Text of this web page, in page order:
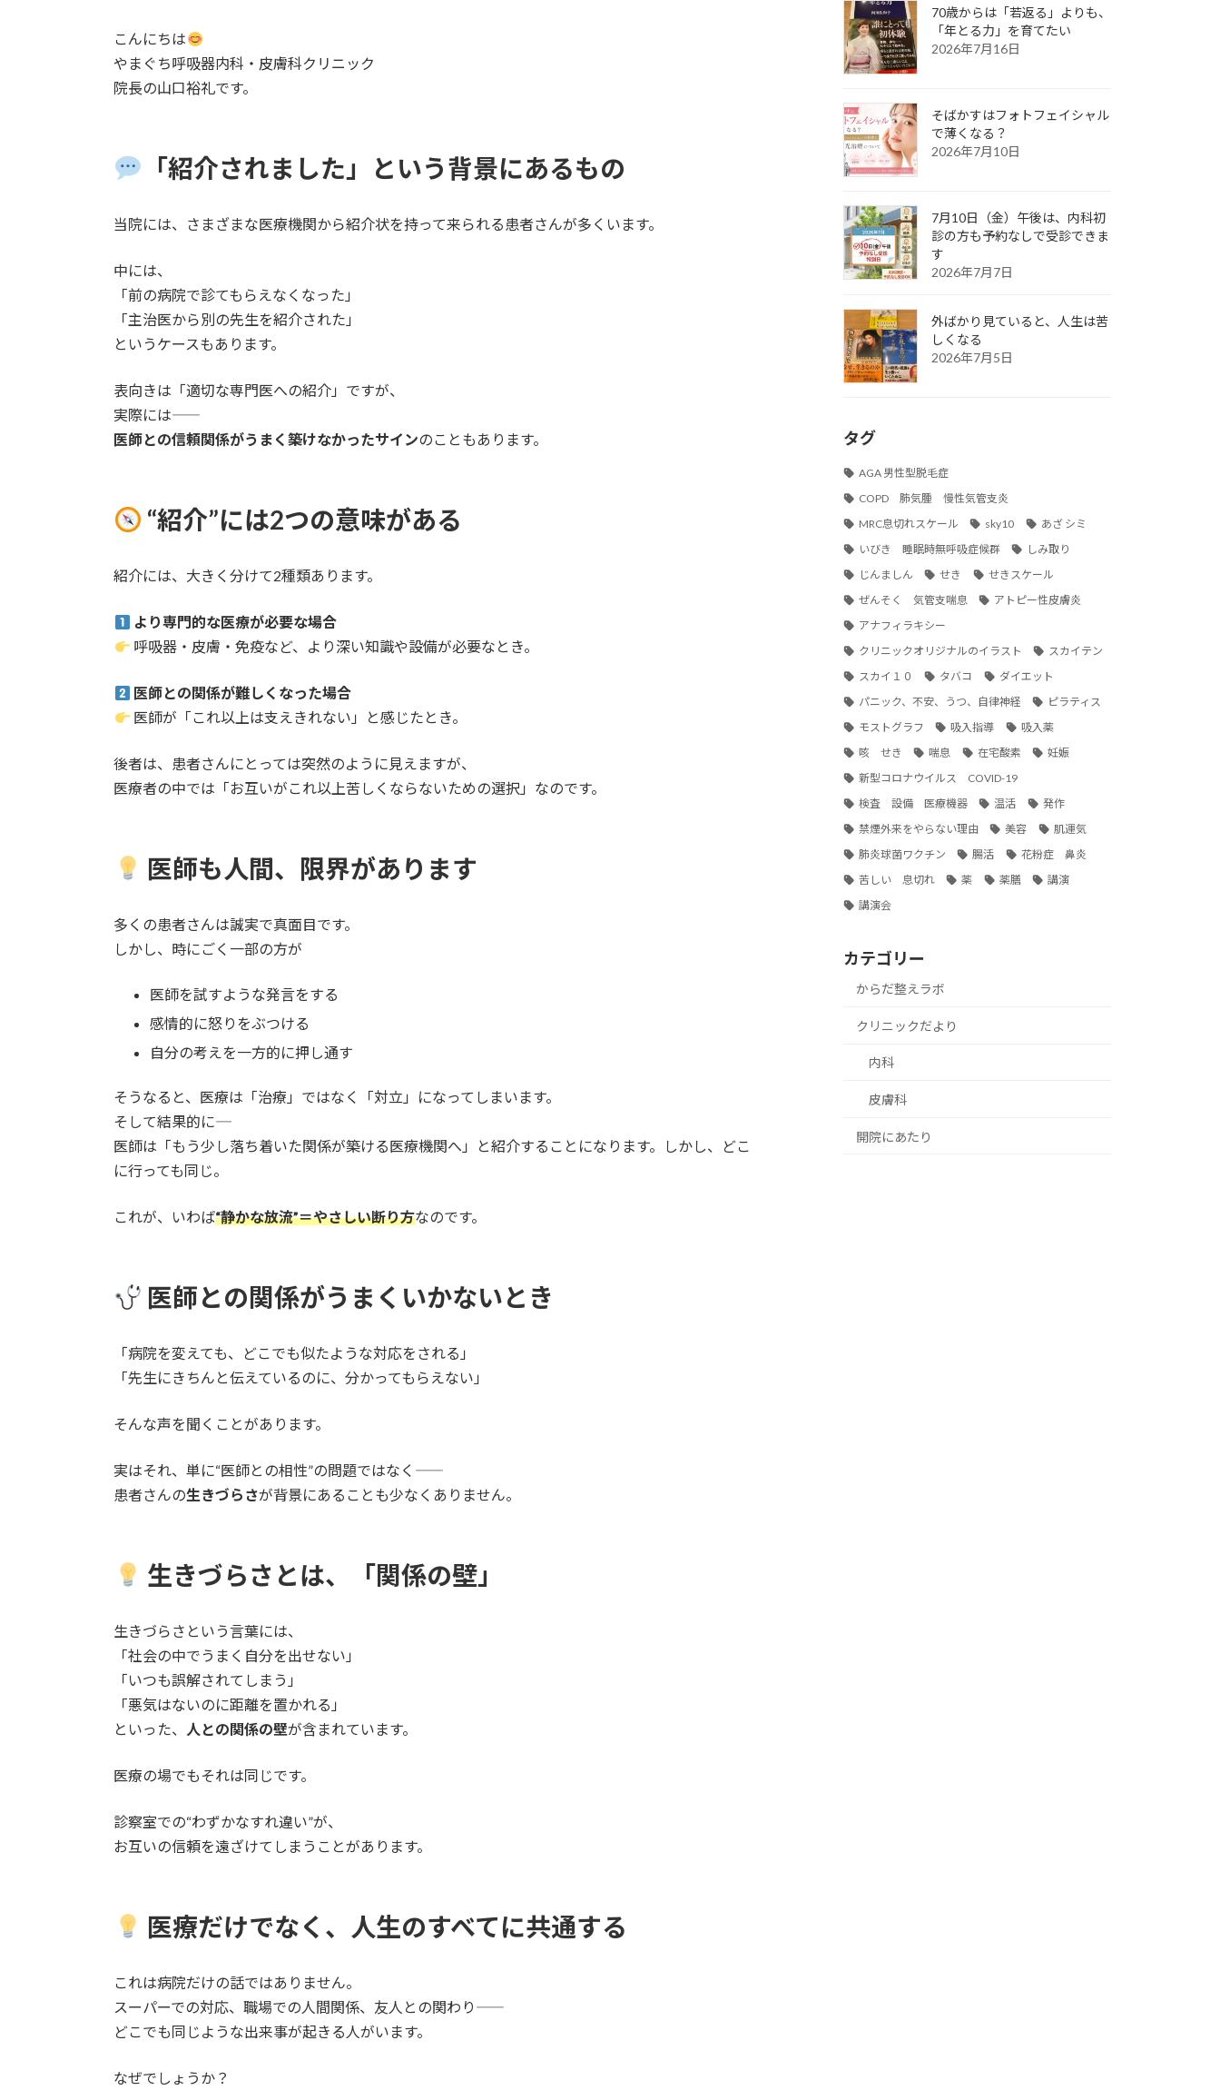
こんにちは
やまぐち呼吸器内科・皮膚科クリニック
院長の山口裕礼です。
「紹介されました」という背景にあるもの
当院には、さまざまな医療機関から紹介状を持って来られる患者さんが多くいます。
中には、
「前の病院で診てもらえなくなった」
「主治医から別の先生を紹介された」
というケースもあります。
表向きは「適切な専門医への紹介」ですが、
実際には――
医師との信頼関係がうまく築けなかったサインのこともあります。
“紹介”には2つの意味がある
紹介には、大きく分けて2種類あります。
より専門的な医療が必要な場合
呼吸器・皮膚・免疫など、より深い知識や設備が必要なとき。
医師との関係が難しくなった場合
医師が「これ以上は支えきれない」と感じたとき。
後者は、患者さんにとっては突然のように見えますが、
医療者の中では「お互いがこれ以上苦しくならないための選択」なのです。
医師も人間、限界があります
多くの患者さんは誠実で真面目です。
しかし、時にごく一部の方が
医師を試すような発言をする
感情的に怒りをぶつける
自分の考えを一方的に押し通す
そうなると、医療は「治療」ではなく「対立」になってしまいます。
そして結果的に――
医師は「もう少し落ち着いた関係が築ける医療機関へ」と紹介することになります。しかし、どこ
に行っても同じ。
これが、いわば“静かな放流”＝やさしい断り方なのです。
医師との関係がうまくいかないとき
「病院を変えても、どこでも似たような対応をされる」
「先生にきちんと伝えているのに、分かってもらえない」
そんな声を聞くことがあります。
実はそれ、単に“医師との相性”の問題ではなく――
患者さんの生きづらさが背景にあることも少なくありません。
生きづらさとは、「関係の壁」
生きづらさという言葉には、
「社会の中でうまく自分を出せない」
「いつも誤解されてしまう」
「悪気はないのに距離を置かれる」
といった、 人との関係の壁が含まれています。
医療の場でもそれは同じです。
診察室での“わずかなすれ違い”が、
お互いの信頼を遠ざけてしまうことがあります。
医療だけでなく、人生のすべてに共通する
これは病院だけの話ではありません。
スーパーでの対応、職場での人間関係、友人との関わり――
どこでも同じような出来事が起きる人がいます。
なぜでしょうか？
70歳からは「若返る」よりも、
「年とる力」を育てたい
2026年7月16日
そばかすはフォトフェイシャル
で薄くなる？
2026年7月10日
7月10日（金）午後は、内科初
診の方も予約なしで受診できま
す
2026年7月7日
外ばかり見ていると、人生は苦
しくなる
2026年7月5日
タグ
AGA 男性型脱毛症
COPD 肺気腫 慢性気管支炎
MRC息切れスケール
sky10
あざ シミ
いびき 睡眠時無呼吸症候群
しみ取り
じんましん
せき
せきスケール
ぜんそく 気管支喘息
アトピー性皮膚炎
アナフィラキシー
クリニックオリジナルのイラスト
スカイテン
スカイ１０
タバコ
ダイエット
パニック、不安、うつ、自律神経
ピラティス
モストグラフ
吸入指導
吸入薬
咳 せき
喘息 在宅酸素
妊娠
新型コロナウイルス COVID-19
検査 設備 医療機器
温活
発作
禁煙外来をやらない理由
美容
肌運気
肺炎球菌ワクチン
腸活
花粉症 鼻炎
苦しい 息切れ
薬 薬膳
講演
講演会
カテゴリー
からだ整えラボ
クリニックだより
内科
皮膚科
開院にあたり